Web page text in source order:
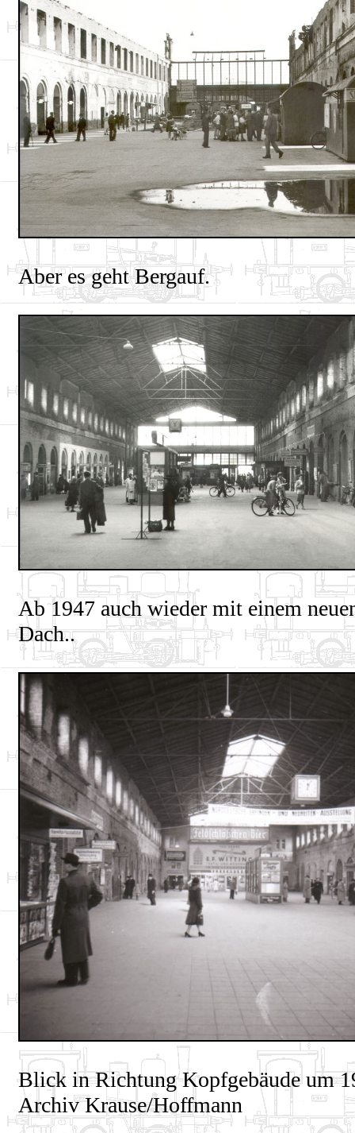
Aber es geht Bergauf.
Ab 1947 auch wieder mit einem
Dach..
Blick in Richtung Kopfgebäude um
Archiv Krause/Hoffmann